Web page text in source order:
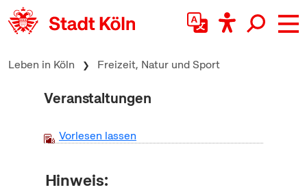
zum Inhalt springen
Leben in Köln Freizeit, Natur und Sport
Veranstaltungen
Vorlesen lassen
Hinweis: